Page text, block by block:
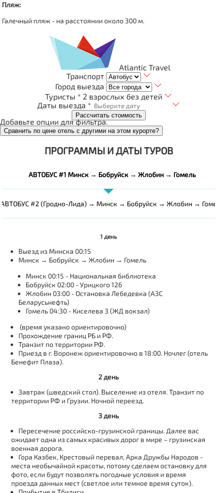
Пляж:
Галечный пляж - на расстоянии около 300 м.
Atlantic Travel
Транспорт
Город выезда
Туристы * 2 взрослых без детей
Даты выезда *
Рассчитать стоимость
Добавьте опции для фильтра.
Сравнить по цене отель с другими на этом курорте?
ПРОГРАММЫ И ДАТЫ ТУРОВ
АВТОБУС #1 Минск → Бобруйск → Жлобин → Гомель
АВТОБУС #2 (Гродно-Лида) → Минск → Бобруйск → Жлобин →
1 день
Выезд из Минска 00:15
Минск → Бобруйск → Жлобин → Гомель
Минск 00:15 - Национальная библиотека
Бобруйск 02:00 - Урицкого 126
Жлобин 03:00 - Остановка Лебедевка (АЗС
Беларусьнефть)
Гомель 04:30 - Киселева 3 (ЖД вокзал)
(время указано ориентировочно)
Прохождение границ РБ и РФ.
Транзит по территории РФ.
Приезд в г. Воронеж ориентировочно в 18:00. Ночлег (отель
Бенефит Плаза).
2 день
Завтрак (шведский стол). Выселение из отеля. Транзит по
территории РФ и Грузии. Ночной переезд.
3 день
Пересечение российско-грузинской границы. Далее вас
ожидает одна из самых красивых дорог в мире – грузинская
военная дорога.
Гора Казбек, Крестовый перевал, Арка Дружбы Народов -
места необычайной красоты, потому сделаем остановку для
фото, если будут позволять погодные условия и время
проезда данных мест (светлое или темное время суток).